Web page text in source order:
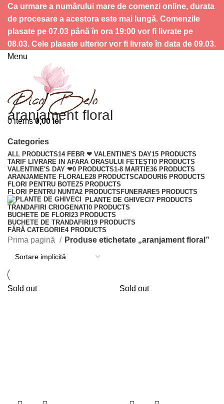
Ca urmare a numărului mare de comenzi online, durata
de procesare a acestora este mai lungă. Comenzile
plasate pe 07.03 până în ora 19:00 vor fi livrate pe
08.03. Cele plasate ulterior vor fi livrate în data de 09.03.
Menu
0items 0,00lei
aranjament floral
Categories
ALL PRODUCTS14 FEBR ❤ VALENTINE'S DAY15 PRODUCTS
TARIF LIVRARE IN AFARA ORASULUI FETEȘTI 0 PRODUCTS
VALENTINE'S DAY ❤0 PRODUCTS1-8 MARTIE36 PRODUCTS
ARANJAMENTE FLORALE28 PRODUCTSCADOURI 6 PRODUCTS
FLORI PENTRU BOTEZ5 PRODUCTS
FLORI PENTRU NUNTA2 PRODUCTS FUNERARE5 PRODUCTS
PLANTE DE GHIVECI7 PRODUCTS
TRANDAFIRI CRIOGENATI 0 PRODUCTS
BUCHETE DE FLORI 23 PRODUCTS
BUCHETE DE TRANDAFIRI 19 PRODUCTS
FĂRĂ CATEGORIE4 PRODUCTS
Prima pagină Produse etichetate „aranjament floral”
Sold out Sold out